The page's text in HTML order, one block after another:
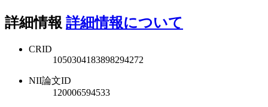
詳細情報 詳細情報について
CRID
1050304183898294272
NII論文ID
120006594533